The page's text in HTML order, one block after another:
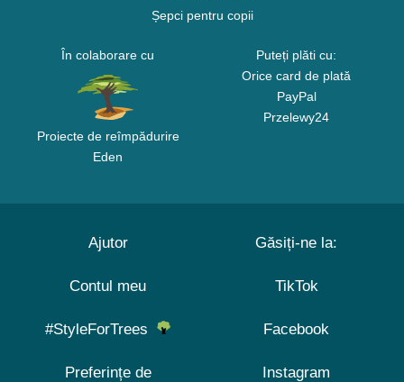
Șepci pentru copii
În colaborare cu
Proiecte de reîmpădurire
Eden
Puteți plăti cu:
Orice card de plată
PayPal
Przelewy24
Ajutor
Contul meu
#StyleForTrees
Preferințe de
Găsiți-ne la:
TikTok
Facebook
Instagram